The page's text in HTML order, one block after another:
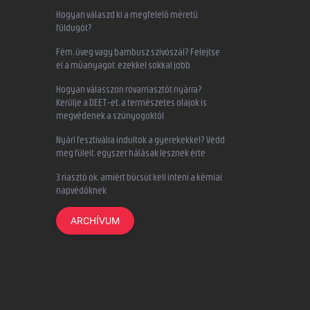
Hogyan válaszd ki a megfelelő méretű
füldugót?
Fém, üveg vagy bambusz szívószál? Felejtse
el a műanyagot, ezekkel sokkal jobb
Hogyan válasszon rovarriasztót nyárra?
Kerülje a DEET-et, a természetes olajok is
megvédenek a szúnyogoktól
Nyári fesztiválra indultok a gyerekekkel? Védd
meg füleit, egyszer hálásak lesznek érte
3 riasztó ok, amiért búcsút kell inteni a kémiai
napvédőknek
ARCHÍVUM